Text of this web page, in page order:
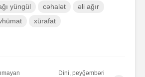
yüngül cəhalət
əli ağır
xürafat
Dini, peyğəmbəri